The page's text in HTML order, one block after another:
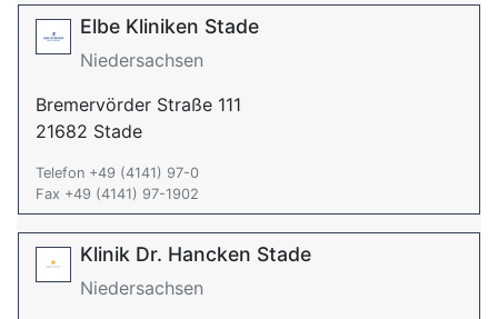
Elbe Kliniken Stade
Niedersachsen
Bremervörder Straße 111
21682 Stade
Telefon +49 (4141) 97-0
Fax +49 (4141) 97-1902
Klinik Dr. Hancken Stade
Niedersachsen